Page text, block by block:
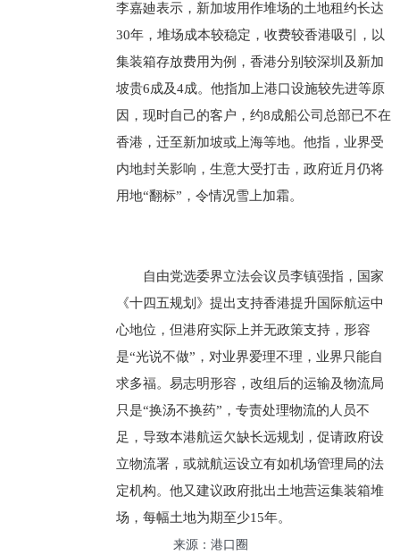
李嘉廸表示，新加坡用作堆场的土地租约长达
30年，堆场成本较稳定，收费较香港吸引，以
集装箱存放费用为例，香港分别较深圳及新加
坡贵6成及4成。他指加上港口设施较先进等原
因，现时自己的客户，约8成船公司总部已不在
香港，迁至新加坡或上海等地。他指，业界受
内地封关影响，生意大受打击，政府近月仍将
用地“翻标”，令情况雪上加霜。
自由党选委界立法会议员李镇强指，国家
《十四五规划》提出支持香港提升国际航运中
心地位，但港府实际上并无政策支持，形容
是“光说不做”，对业界爱理不理，业界只能自
求多福。易志明形容，改组后的运输及物流局
只是“换汤不换药”，专责处理物流的人员不
足，导致本港航运欠缺长远规划，促请政府设
立物流署，或就航运设立有如机场管理局的法
定机构。他又建议政府批出土地营运集装箱堆
场，每幅土地为期至少15年。
来源：港口圈